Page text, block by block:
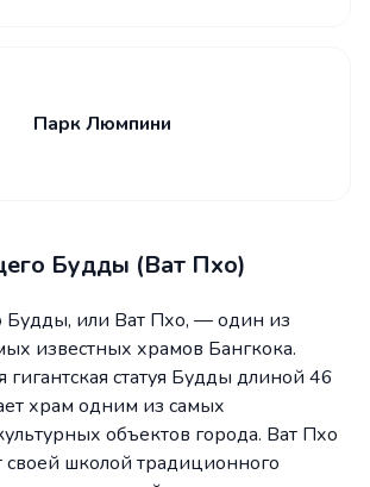
Парк Люмпини
Будды (Ват Пхо)
или Ват Пхо, — один из
известных храмов Бангкока.
гигантская статуя Будды длиной 46
храм одним из самых
объектов города. Ват Пхо
школой традиционного